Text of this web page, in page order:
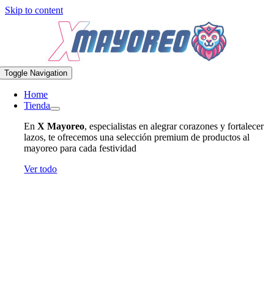
Skip to content
Toggle Navigation
Home
Tienda
EnX Mayoreo, especialistas en alegrar corazones y fortalecer
lazos, te ofrecemos una selección premium de productos al
mayoreo para cada festividad
Ver todo